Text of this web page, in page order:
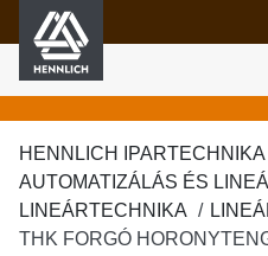
tartalomra
HENNLICH IPARTECHNIKA
AUTOMATIZÁLÁS ÉS
LINEÁRTECHNIKA
THK FORGÓ